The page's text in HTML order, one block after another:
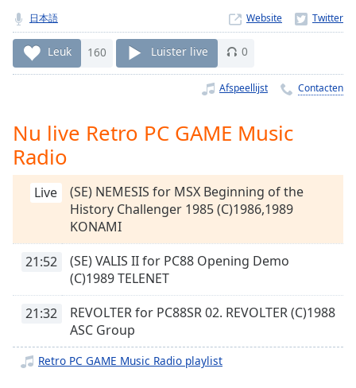
live LIVE
Remaining
Time-
Playback
Rate
Chapters
Chapters
descriptions
selected
subtitles
settings,
日本語 Website
Leuk 160 Luister live 0
Afspeellijst Contacten
Nu live Retro PC GAME Music
Radio
Live
(SE) NEMESIS for MSX Beginning of the
History Challenger 1985 (C)1986,1989
KONAMI
21:52
(SE) VALIS II for PC88 Opening Demo
(C)1989 TELENET
21:32
REVOLTER for PC88SR 02. REVOLTER (C)1988
ASC Group
Retro PC GAME Music Radio playlist